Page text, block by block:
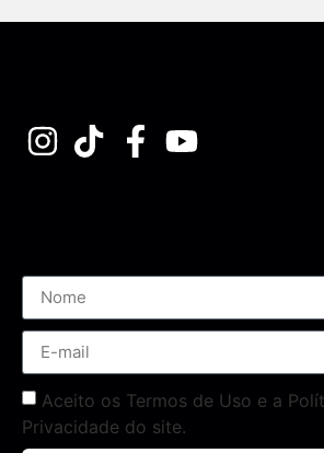
Aceito os Termos de Uso e a
Privacidade do site.